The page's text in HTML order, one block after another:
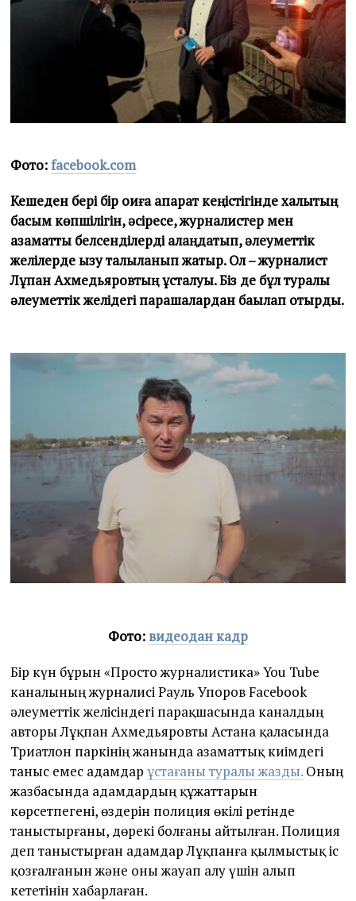
Фото:facebook.com
Кешеден бері бір оқиға ақпарат кеңістігінде халықтың
басым көпшілігін, әсіресе, журналистер мен
азаматтық белсенділерді алаңдатып, әлеуметтік
желілерде қызу талқыланып жатыр. Ол – журналист
Лұқпан Ахмедьяровтың ұсталуы. Біз де бұл туралы
әлеуметтік желідегі парақшалардан бақылап отырдық.
Фото: видеодан кадр
Бір күн бұрын «Просто журналистика» You Tube
каналының журналисі Рауль Упоров Facebook
әлеуметтік желісіндегі парақшасында каналдың
авторы Лұқпан Ахмедьяровты Астана қаласында
Триатлон паркінің жанында азаматтық киімдегі
таныс емес адамдарұстағаны туралы жазды. Оның
жазбасында адамдардың құжаттарын
көрсетпегені, өздерін полиция өкілі ретінде
таныстырғаны, дөрекі болғаны айтылған. Полиция
деп таныстырған адамдар Лұқпанға қылмыстық іс
қозғалғанын және оны жауап алу үшін алып
кететінін хабарлаған.